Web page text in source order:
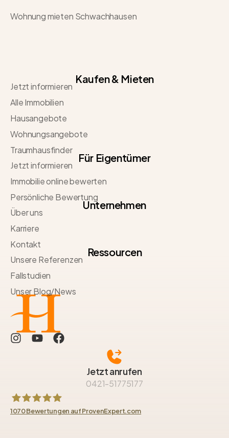
Wohnung mieten Schwachhausen
1070Bewertungen auf ProvenExpert.com
Jetzt anrufen
0421-51775177
Kaufen & Mieten
Jetzt informieren
Alle Immobilien
Hausangebote
Wohnungsangebote
Traumhausfinder
Für Eigentümer
Jetzt informieren
Immobilie online bewerten
Persönliche Bewertung
Unternehmen
Über uns
Karriere
Kontakt
Ressourcen
Unsere Referenzen
Fallstudien
Unser Blog/News